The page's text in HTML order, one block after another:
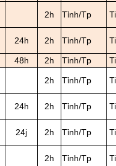
2h Tỉnh/Tp
24h 2h Tỉnh/Tp
48h 2h Tỉnh/Tp
2h Tỉnh/Tp
24h 2h Tỉnh/Tp
24j 2h Tỉnh/Tp
2h Tỉnh/Tp